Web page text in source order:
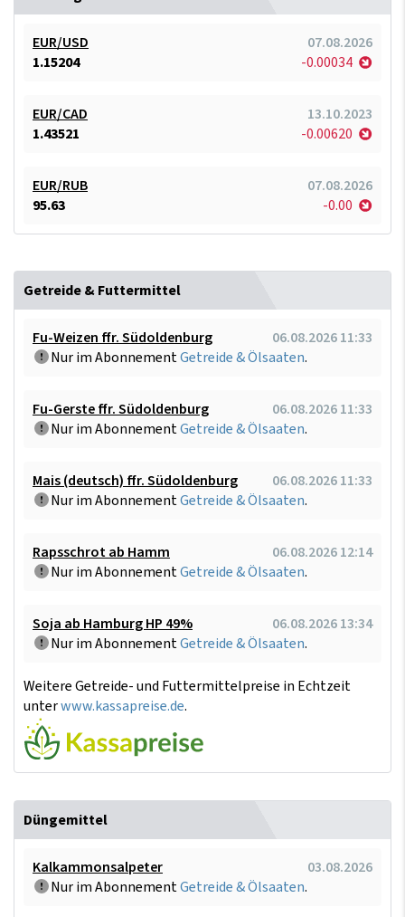
EUR/USD
07.08.2026
1.15204
-0.00034
EUR/CAD
13.10.2023
1.43521
-0.00620
EUR/RUB
07.08.2026
95.63
-0.00
Getreide & Futtermittel
Fu-Weizen ffr. Südoldenburg
06.08.2026 11:33
Nur im AbonnementGetreide & Ölsaaten.
Fu-Gerste ffr. Südoldenburg
06.08.2026 11:33
Nur im AbonnementGetreide & Ölsaaten.
Mais (deutsch) ffr. Südoldenburg
06.08.2026 11:33
Nur im AbonnementGetreide & Ölsaaten.
Rapsschrot ab Hamm
06.08.2026 12:14
Nur im AbonnementGetreide & Ölsaaten.
Soja ab Hamburg HP 49%
06.08.2026 13:34
Nur im AbonnementGetreide & Ölsaaten.
Weitere Getreide- und Futtermittelpreise in Echtzeit
unterwww.kassapreise.de.
Düngemittel
Kalkammonsalpeter
03.08.2026
Nur im AbonnementGetreide & Ölsaaten.